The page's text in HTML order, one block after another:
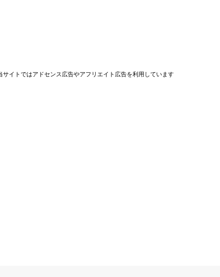
サイトではアドセンス広告やアフリエイト広告を利用しています